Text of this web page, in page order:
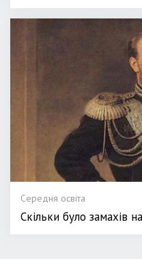
Середня освіта
Скільки було замахів